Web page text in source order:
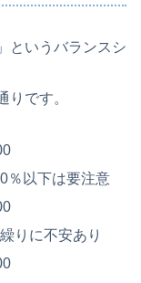
というバランスシ
りです。
％以下は要注意
りに不安あり